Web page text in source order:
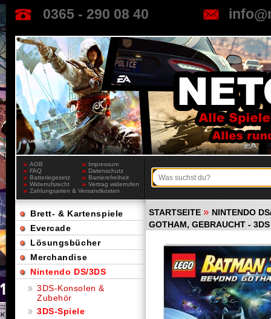
0365 - 290 08 40
AGB
Impressum
FAQ
Datenschutz
Batteriegesetz
Barrierefreiheit
Widerrufsrecht
Vertrag widerrufen
Zahlungsarten & Versandkosten
STARTSEITE » NINTENDO
GOTHAM, GEBRAUCHT - 3DS
Brett- & Kartenspiele
Evercade
Lösungsbücher
Merchandise
Nintendo DS/3DS
3DS-Konsolen &
Zubehör
3DS-Spiele